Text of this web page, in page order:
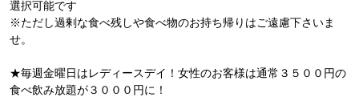
選択可能です
※ただし過剰な食べ残しや食べ物のお持ち帰りはご遠慮下さいま
せ。
★毎週金曜日はレディースデイ！女性のお客様は通常３５００円の
食べ飲み放題が３０００円に！